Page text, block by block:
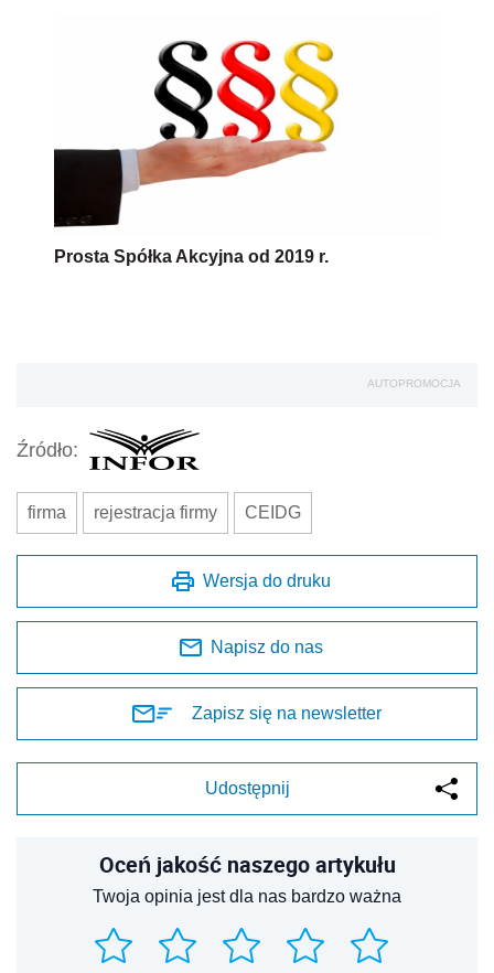
Prosta Spółka Akcyjna od 2019 r.
AUTOPROMOCJA
Źródło:
firma rejestracja firmy CEIDG
Wersja do druku
Napisz do nas
Zapisz się na newsletter
Udostępnij
Oceń jakość naszego artykułu
Twoja opinia jest dla nas bardzo ważna